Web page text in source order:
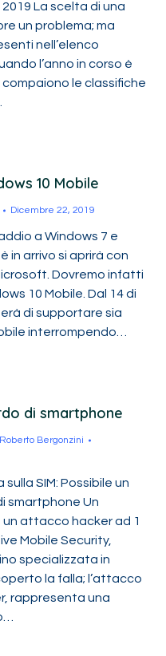
La scelta di una
un problema; ma
nell’elenco
l’anno in corso è
le classifiche
10 Mobile
Dicembre 22, 2019
a Windows 7 e
in arrivo si aprirà con
Dovremo infatti
10 Mobile. Dal 14 di
di supportare sia
interrompendo…
di smartphone
Roberto Bergonzini
SIM: Possibile un
smartphone Un
attacco hacker ad 1
Mobile Security,
specializzata in
la falla; l’attacco
rappresenta una